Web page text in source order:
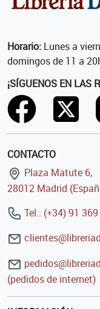
Horario: Lunes a
domingos de 11 a
¡SÍGUENOS EN LAS
CONTACTO
Plaza Matute 6,
28012 Madrid
Tel.: (+34) 91
(pedidos de internet)